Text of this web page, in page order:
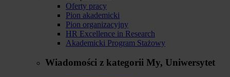
Oferty pracy
Pion akademicki
Pion organizacyjny
HR Excellence in Research
Akademicki Program Stażowy
Wiadomości z kategorii My, Uniwersytet